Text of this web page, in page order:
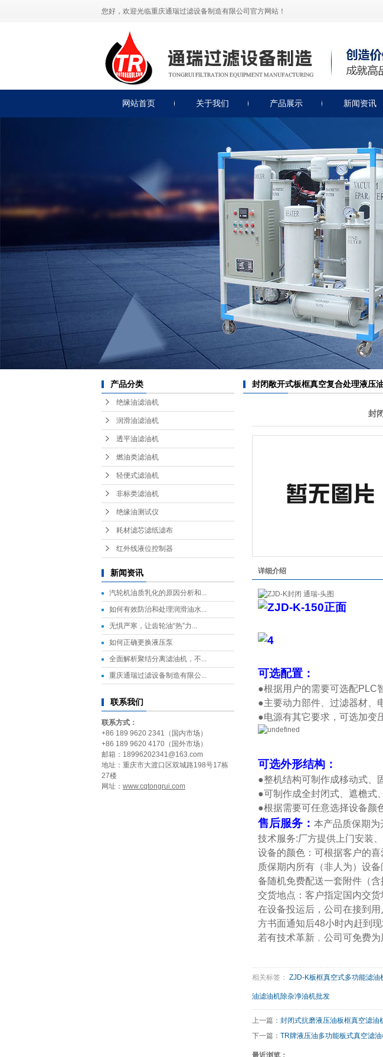
您好，欢迎光临重庆通瑞过滤设备制造有限公司官方网站！
网站首页 关于我们
公司展示
联系我们
产品展示
绝缘油滤油机
润滑油滤油机
透平油滤油机
燃油类滤油机
轻便式滤油机
非标类滤油机
绝缘油测试仪
耗材滤芯滤纸滤布
红外线液位控制器
新闻资讯
滤油机知识
滤油机保养
产品分类
绝缘油滤油机
润滑油滤油机
透平油滤油机
燃油类滤油机
轻便式滤油机
非标类滤油机
绝缘油测试仪
耗材滤芯滤纸滤布
红外线液位控制器
新闻资讯
汽轮机油质乳化的原因分析和...
如何有效防治和处理润滑油水...
无惧严寒，让齿轮油“热”力...
如何正确更换液压泵
全面解析聚结分离滤油机，不...
重庆通瑞过滤设备制造有限公...
联系我们
联系方式：
+86 189 9620 2341（国内市场）
+86 189 9620 4170（国外市场）
邮箱：18996202341@163.com
地址：重庆市大渡口区双城路198号17栋
27楼
网址： www.cqtongrui.com
封闭敞开式板框真空复合处理液压
封
详细介绍
可选配置：
●根据用户的需要可选配PLC
●主要动力部件、过滤器材、
●电源有其它要求，可选加变
可选外形结构：
●整机结构可制作成移动式、
●可制作成全封闭式、遮檐式
●根据需要可任意选择设备颜
售后服务： 本产品质保期为
技术服务:厂方提供上门安装
设备的颜色：可根据客户的喜
质保期内所有（非人为）设
备随机免费配送一套附件（
交货地点：客户指定国内交货
在设备投运后，公司在接到
方书面通知后48小时内赶到现
若有技术革新﹐公司可免费为
相关标签： ZJD-K板框真空式多功能滤油
油滤油机除杂净油机批发
上一篇： 封闭式抗磨液压油板框真空滤油
下一篇： TR牌液压油多功能板式真空滤
最近浏览：